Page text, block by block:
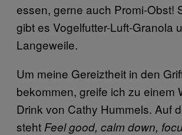
essen, gerne auch Promi-Obst!
gibt es Vogelfutter-Luft-Granola
Langeweile.
Um meine Gereiztheit in den
bekommen, greife ich zu einem
Drink von Cathy Hummels. Auf
steht Feel good, calm down,